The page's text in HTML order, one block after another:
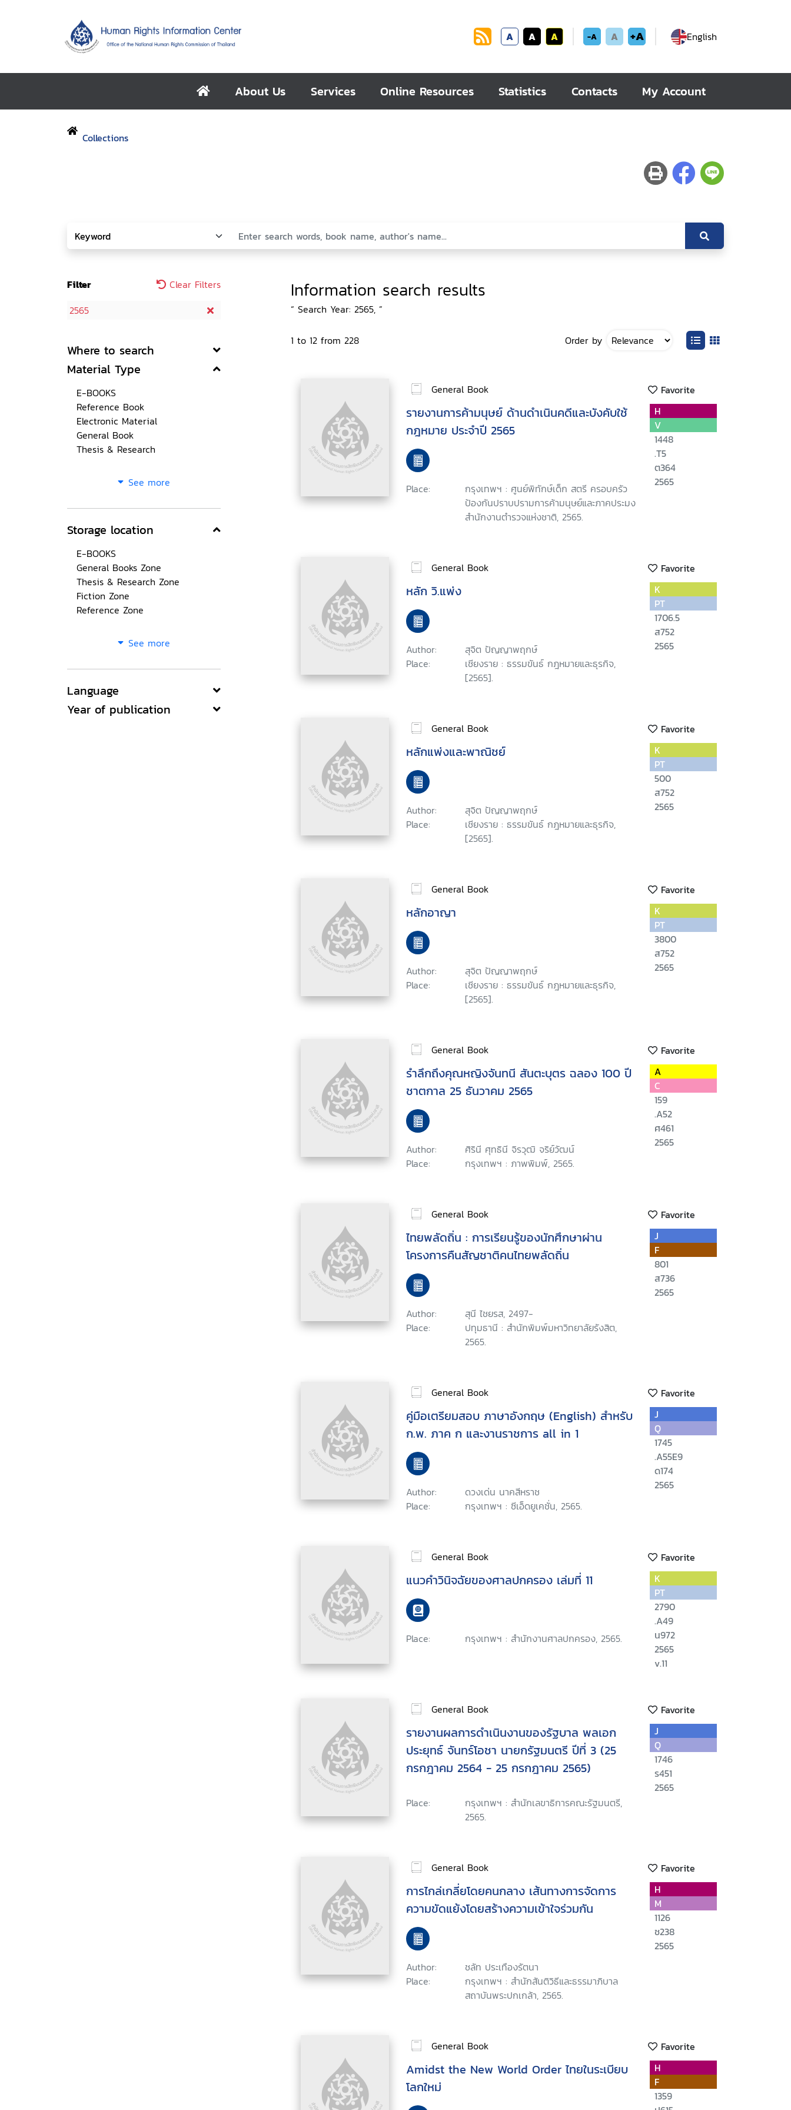
A A A -A A +A English
About Us Services Online Resources Statistics Contacts My Account
Collections
Filter
Clear Filters
2565
Where to search
Material Type
E-BOOKS
Reference Book
Electronic Material
General Book
Thesis & Research
See more
Storage location
E-BOOKS
General Books Zone
Thesis & Research Zone
Fiction Zone
Reference Zone
See more
Language
Year of publication
Information search results
“ Search Year: 2565, ”
1 to 12 from 228 Order by
General Book Favorite
รายงานการค้ามนุษย์ ด้านดำเนินคดีและบังคับใช้
กฎหมาย ประจำปี 2565
Place:
กรุงเทพฯ : ศูนย์พิทักษ์เด็ก สตรี ครอบครัว
ป้องกันปราบปรามการค้ามนุษย์และภาคประมง
สำนักงานตำรวจแห่งชาติ, 2565.
H
V
1448
.T5
ต364
2565
General Book Favorite
หลัก วิ.แพ่ง
Author:
สุจิต ปัญญาพฤกษ์
Place:
เชียงราย : ธรรมขันธ์ กฎหมายและธุรกิจ,
[2565].
K
PT
1706.5
ส752
2565
General Book Favorite
หลักแพ่งและพาณิชย์
Author:
สุจิต ปัญญาพฤกษ์
Place:
เชียงราย : ธรรมขันธ์ กฎหมายและธุรกิจ,
[2565].
K
PT
500
ส752
2565
General Book Favorite
หลักอาญา
Author:
สุจิต ปัญญาพฤกษ์
Place:
เชียงราย : ธรรมขันธ์ กฎหมายและธุรกิจ,
[2565].
K
PT
3800
ส752
2565
General Book Favorite
รำลึกถึงคุณหญิงจันทนี สันตะบุตร ฉลอง 100 ปี
ชาตกาล 25 ธันวาคม 2565
Author:
ศิรินี ศุทธินี จิรวุฒิ จริย์วัฒน์
Place:
กรุงเทพฯ : ภาพพิมพ์, 2565.
A
C
159
.A52
ศ461
2565
General Book Favorite
ไทยพลัดถิ่น : การเรียนรู้ของนักศึกษาผ่าน
โครงการคืนสัญชาติคนไทยพลัดถิ่น
Author:
สุนี ไชยรส, 2497-
Place:
ปทุมธานี : สำนักพิมพ์มหาวิทยาลัยรังสิต,
2565.
J
F
801
ส736
2565
General Book Favorite
คู่มือเตรียมสอบ ภาษาอังกฤษ (English) สำหรับ
ก.พ. ภาค ก และงานราชการ all in 1
Author:
ดวงเด่น นาคสีหราช
Place:
กรุงเทพฯ : ซีเอ็ดยูเคชั่น, 2565.
J
Q
1745
.A55E9
ด174
2565
General Book Favorite
แนวคำวินิจฉัยของศาลปกครอง เล่มที่ 11
Place: กรุงเทพฯ : สำนักงานศาลปกครอง, 2565.
K
PT
2790
.A49
น972
2565
v.11
General Book Favorite
รายงานผลการดำเนินงานของรัฐบาล พลเอก
ประยุทธ์ จันทร์โอชา นายกรัฐมนตรี ปีที่ 3 (25
กรกฎาคม 2564 - 25 กรกฎาคม 2565)
Place:
กรุงเทพฯ : สำนักเลขาธิการคณะรัฐมนตรี,
2565.
J
Q
1746
ร451
2565
General Book Favorite
การไกล่เกลี่ยโดยคนกลาง เส้นทางการจัดการ
ความขัดแย้งโดยสร้างความเข้าใจร่วมกัน
Author:
ชลัท ประเทืองรัตนา
Place:
กรุงเทพฯ : สำนักสันติวิธีและธรรมาภิบาล
สถาบันพระปกเกล้า, 2565.
H
M
1126
ช238
2565
General Book Favorite
Amidst the New World Order ไทยในระเบียบ
โลกใหม่
H
F
1359